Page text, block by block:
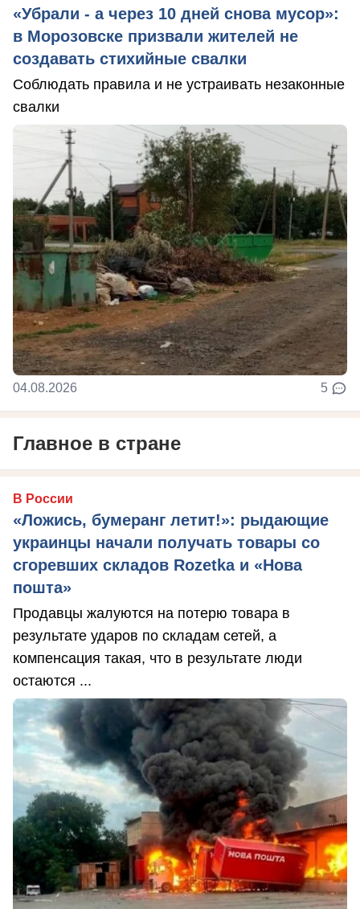
«Убрали - а через 10 дней снова мусор»:
в Морозовске призвали жителей не
создавать стихийные свалки
Соблюдать правила и не устраивать незаконные
свалки
04.08.2026 5
Главное в стране
В России
«Ложись, бумеранг летит!»: рыдающие
украинцы начали получать товары со
сгоревших складов Rozetka и «Нова
пошта»
Продавцы жалуются на потерю товара в
результате ударов по складам сетей, а
компенсация такая, что в результате люди
остаются ...